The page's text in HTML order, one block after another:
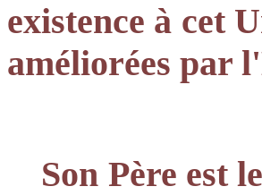
existence à cet
améliorées par
Son Père est